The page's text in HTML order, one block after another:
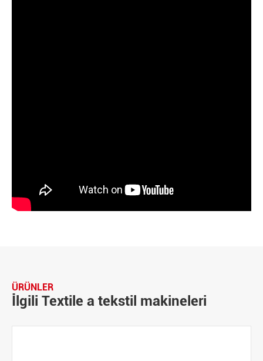
ÜRÜNLER
İlgili Textile a tekstil makineleri